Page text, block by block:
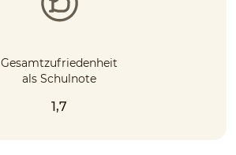
Gesamtzufriedenheit
als Schulnote
1,7